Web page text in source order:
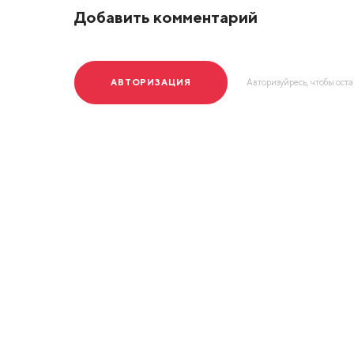
Добавить комментарий
АВТОРИЗАЦИЯ Авторизуйресь, чтобы